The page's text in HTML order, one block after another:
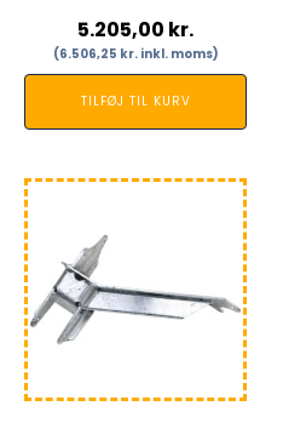
5.205,00 kr.
(6.506,25 kr.inkl. moms)
TILFØJ TIL KURV